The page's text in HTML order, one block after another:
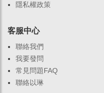
隱私權政策
客服中心
聯絡我們
我要發問
常見問題FAQ
聯絡以琳